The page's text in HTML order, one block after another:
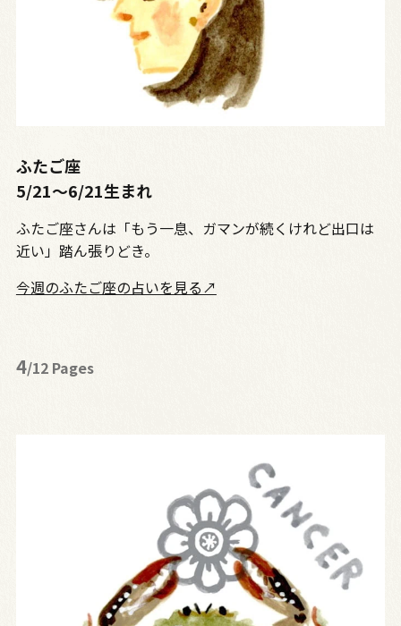
ふたご座
5/21～6/21生まれ
ふたご座さんは「もう一息、ガマンが続くけれど出口は
近い」踏ん張りどき。
今週のふたご座の占いを見る↗
4/12 Pages